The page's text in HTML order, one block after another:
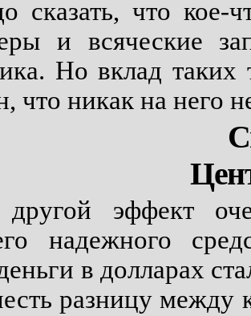
сказать, что кое-
и всяческие
Но вклад
что никак на него
эффект
надежного
в долларах
разницу